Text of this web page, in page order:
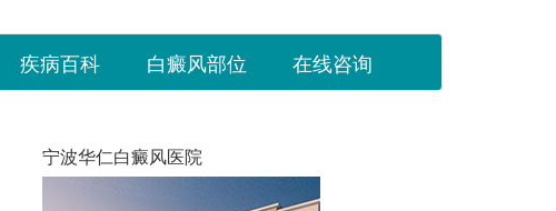
疾病百科 白癜风部位 在线咨询
宁波华仁白癜风医院